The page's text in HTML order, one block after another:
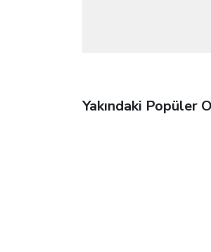
Yakındaki Popüler